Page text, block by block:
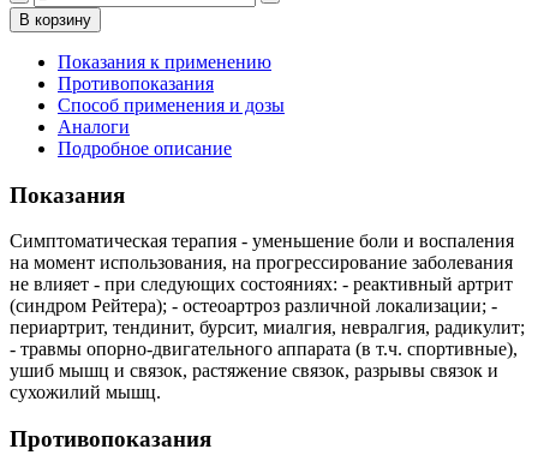
В корзину
Показания к применению
Противопоказания
Способ применения и дозы
Аналоги
Подробное описание
Показания
Симптоматическая терапия - уменьшение боли и воспаления
на момент использования, на прогрессирование заболевания
не влияет - при следующих состояниях: - реактивный артрит
(синдром Рейтера); - остеоартроз различной локализации; -
периартрит, тендинит, бурсит, миалгия, невралгия, радикулит;
- травмы опорно-двигательного аппарата (в т.ч. спортивные),
ушиб мышц и связок, растяжение связок, разрывы связок и
сухожилий мышц.
Противопоказания